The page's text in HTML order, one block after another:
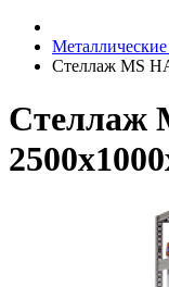
Стеллаж MS
Стеллаж